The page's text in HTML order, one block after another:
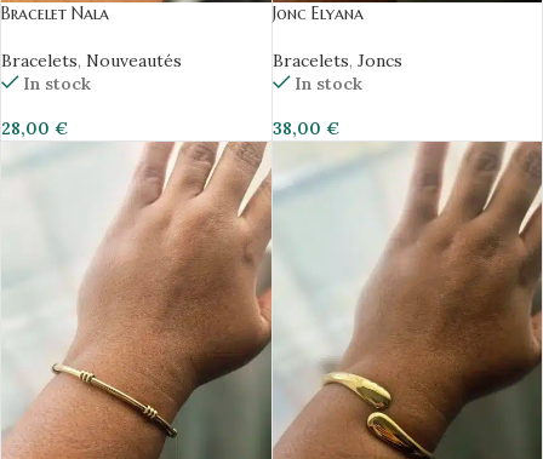
Bracelet Nala
Bracelets, Nouveautés
In stock
28,00 €
Jonc Elyana
Bracelets, Joncs
In stock
38,00 €